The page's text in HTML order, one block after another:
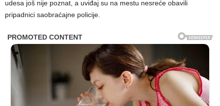
udesa još nije poznat, a uviđaj su na mestu nesreće obavili
pripadnici saobraćajne policije.